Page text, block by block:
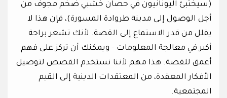
(سيختبئ اليونانيون في حصان خشبي ضخم مجوف من
أجل الوصول إلى مدينة طروادة المسورة)، فإن هذا لا
يقلل من قدر الاستماع إلى القصة. لأنك تشعر براحة
أكبر في معالجة المعلومات – ويمكنك أن تركز على فهم
أعمق للقصة. هذا مهم لأننا نستخدم القصص لتوصيل
الأفكار المعقدة، من المعتقدات الدينية إلى القيم
المجتمعية.